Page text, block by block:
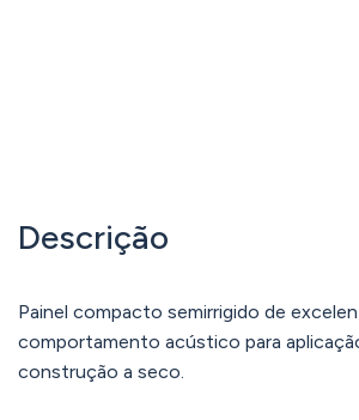
Descrição
Painel compacto semirrigido de
comportamento acústico para
construção a seco.